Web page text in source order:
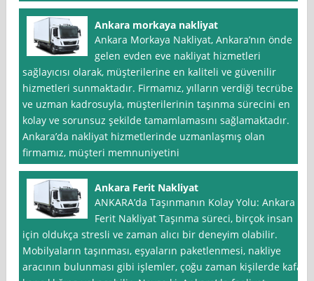
Ankara morkaya nakliyat
Ankara Morkaya Nakliyat, Ankara’nın önde
gelen evden eve nakliyat hizmetleri
sağlayıcısı olarak, müşterilerine en kaliteli ve güvenilir
hizmetleri sunmaktadır. Firmamız, yılların verdiği tecrübe
ve uzman kadrosuyla, müşterilerinin taşınma sürecini en
kolay ve sorunsuz şekilde tamamlamasını sağlamaktadır.
Ankara’da nakliyat hizmetlerinde uzmanlaşmış olan
firmamız, müşteri memnuniyetini
Ankara Ferit Nakliyat
ANKARA’da Taşınmanın Kolay Yolu: Ankara
Ferit Nakliyat Taşınma süreci, birçok insan
için oldukça stresli ve zaman alıcı bir deneyim olabilir.
Mobilyaların taşınması, eşyaların paketlenmesi, nakliye
aracının bulunması gibi işlemler, çoğu zaman kişilerde kafa